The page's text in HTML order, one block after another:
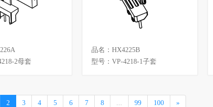
2母套
品名：HX4225B
型号：VP-4218-1子套
2 3 4 5 6 7 8 99 100 »